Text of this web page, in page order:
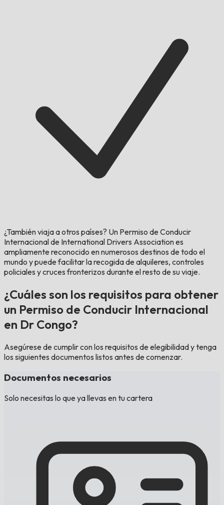
¿También viaja a otros países? Un Permiso de Conducir
Internacional de International Drivers Association es
ampliamente reconocido en numerosos destinos de todo el
mundo y puede facilitar la recogida de alquileres, controles
policiales y cruces fronterizos durante el resto de su viaje.
¿Cuáles son los requisitos para obtener
un Permiso de Conducir Internacional
en Dr Congo?
Asegúrese de cumplir con los requisitos de elegibilidad y tenga
los siguientes documentos listos antes de comenzar.
Documentos necesarios
Solo necesitas lo que ya llevas en tu cartera